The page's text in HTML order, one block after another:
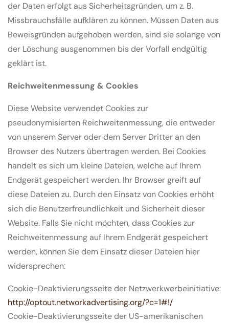
der Daten erfolgt aus Sicherheitsgründen, um z. B.
Missbrauchsfälle aufklären zu können. Müssen Daten aus
Beweisgründen aufgehoben werden, sind sie solange von
der Löschung ausgenommen bis der Vorfall endgültig
geklärt ist.
Reichweitenmessung & Cookies
Diese Website verwendet Cookies zur
pseudonymisierten Reichweitenmessung, die entweder
von unserem Server oder dem Server Dritter an den
Browser des Nutzers übertragen werden. Bei Cookies
handelt es sich um kleine Dateien, welche auf Ihrem
Endgerät gespeichert werden. Ihr Browser greift auf
diese Dateien zu. Durch den Einsatz von Cookies erhöht
sich die Benutzerfreundlichkeit und Sicherheit dieser
Website. Falls Sie nicht möchten, dass Cookies zur
Reichweitenmessung auf Ihrem Endgerät gespeichert
werden, können Sie dem Einsatz dieser Dateien hier
widersprechen:
Cookie-Deaktivierungsseite der Netzwerkwerbeinitiative:
http://optout.networkadvertising.org/?c=1#!/
Cookie-Deaktivierungsseite der US-amerikanischen